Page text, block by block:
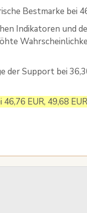
Bestmarke bei
Indikatoren und
der Support bei
EUR, 49,68